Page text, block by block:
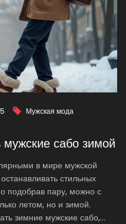
Мужская мода
мужские сабо зимой
в мире мужской
стильных
подобрав пару, можно с
летом, но и зимой.
зимние мужские сабо,